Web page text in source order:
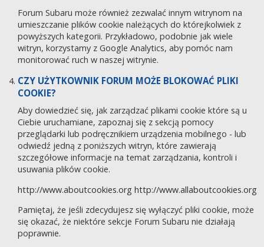
Forum Subaru może również zezwalać innym witrynom na
umieszczanie plików cookie należących do którejkolwiek z
powyższych kategorii. Przykładowo, podobnie jak wiele
witryn, korzystamy z Google Analytics, aby pomóc nam
monitorować ruch w naszej witrynie.
CZY UŻYTKOWNIK FORUM MOŻE BLOKOWAĆ PLIKI
COOKIE?
Aby dowiedzieć się, jak zarządzać plikami cookie które są u
Ciebie uruchamiane, zapoznaj się z sekcją pomocy
przeglądarki lub podręcznikiem urządzenia mobilnego - lub
odwiedź jedną z poniższych witryn, które zawierają
szczegółowe informacje na temat zarządzania, kontroli i
usuwania plików cookie.
http://www.aboutcookies.org http://www.allaboutcookies.org
Pamiętaj, że jeśli zdecydujesz się wyłączyć pliki cookie, może
się okazać, że niektóre sekcje Forum Subaru nie działają
poprawnie.